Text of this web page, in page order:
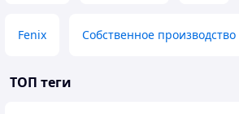
Fenix Собственное производство
ТОП теги